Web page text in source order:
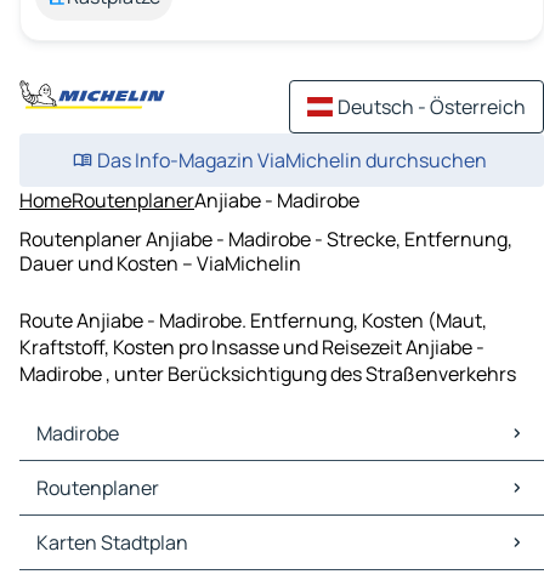
Deutsch - Österreich
Das Info-Magazin ViaMichelin durchsuchen
HomeRoutenplanerAnjiabe - Madirobe
Routenplaner Anjiabe - Madirobe - Strecke, Entfernung,
Dauer und Kosten – ViaMichelin
Route Anjiabe - Madirobe. Entfernung, Kosten (Maut,
Kraftstoff, Kosten pro Insasse und Reisezeit Anjiabe -
Madirobe , unter Berücksichtigung des Straßenverkehrs
Madirobe
Madirobe Karten Stadtplan
Madirobe Verkehr
Madirobe Hotels
Madirobe Restaurants
Routenplaner
Routenplaner Madirobe - Vohemar
Routenplaner Madirobe - Dariana
Karten Stadtplan